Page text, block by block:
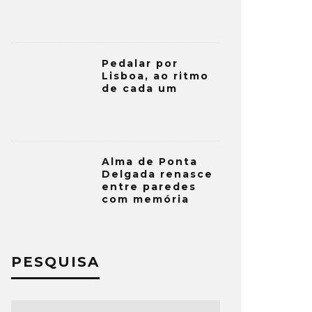
Pedalar por
Lisboa, ao ritmo
de cada um
Alma de Ponta
Delgada renasce
entre paredes
com memória
PESQUISA